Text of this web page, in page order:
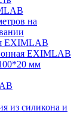
на
EXIMLAB
EXIMLAB
мм
из силикона и